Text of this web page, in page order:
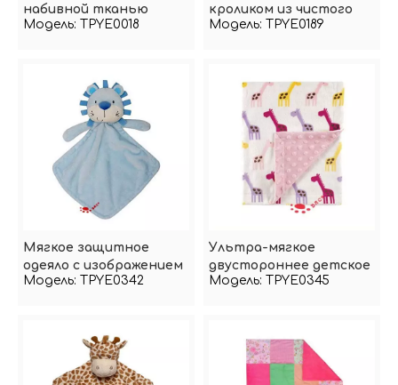
набивной тканью
Модель: TPYE0018
кроликом из чистого
хлопка оригинального
Модель: TPYE0189
Мягкое защитное
одеяло с изображением
льва для
Модель: TPYE0342
Ультра-мягкое
двустороннее детское
одеяло
Модель: TPYE0345